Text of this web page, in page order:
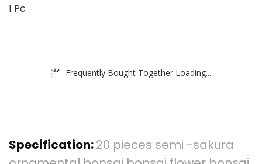
1 Pc
Frequently Bought Together Loading...
Specification:20 pieces semi -sakura